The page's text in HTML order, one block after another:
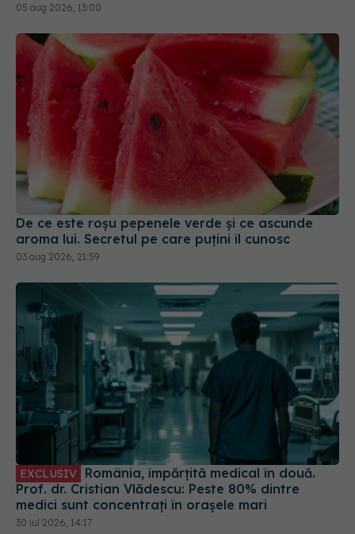
05 aug 2026, 13:00
De ce este roșu pepenele verde și ce ascunde
aroma lui. Secretul pe care puțini îl cunosc
03 aug 2026, 21:59
EXCLUSIV
Prof. dr. Cristian Vlădescu: Peste 80% dintre
medici sunt concentrați în orașele mari
30 iul 2026, 14:17